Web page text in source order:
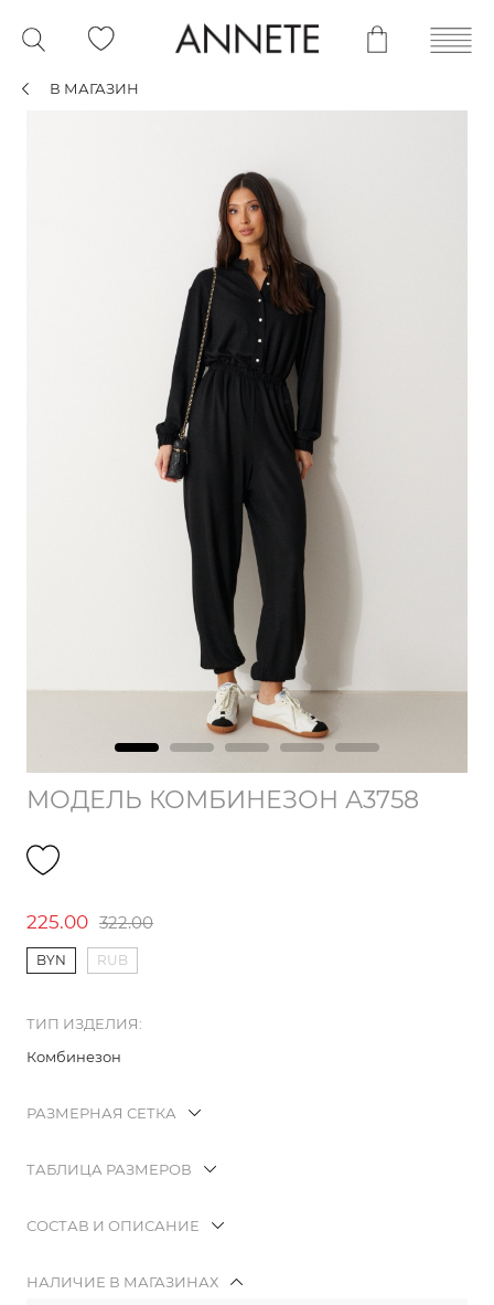
В МАГАЗИН
МОДЕЛЬ КОМБИНЕЗОН А3758
225.00 322.00
BYN RUB
ТИП ИЗДЕЛИЯ:
Комбинезон
РАЗМЕРНАЯ СЕТКА
ТАБЛИЦА РАЗМЕРОВ
СОСТАВ И ОПИСАНИЕ
НАЛИЧИЕ В МАГАЗИНАХ